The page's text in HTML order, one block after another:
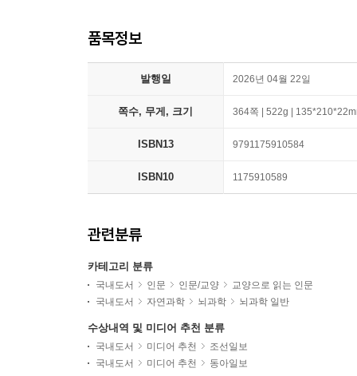
품목정보
발행일 2026년 04월 22일
쪽수, 무게, 크기 364쪽 | 522g |
ISBN13 9791175910584
ISBN10 1175910589
관련분류
카테고리 분류
국내도서 인문 인문/교양
교양으로 읽는 인문
국내도서
자연과학 뇌과학 뇌과학 일반
수상내역 및 미디어 추천 분류
국내도서 미디어 추천
조선일보
국내도서
미디어 추천 동아일보